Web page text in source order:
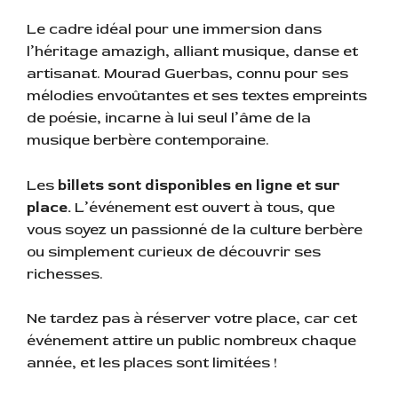
Le cadre idéal pour une immersion dans
l’héritage amazigh, alliant musique, danse et
artisanat. Mourad Guerbas, connu pour ses
mélodies envoûtantes et ses textes empreints
de poésie, incarne à lui seul l’âme de la
musique berbère contemporaine.
Les billets sont disponibles en ligne et sur
place. L’événement est ouvert à tous, que
vous soyez un passionné de la culture berbère
ou simplement curieux de découvrir ses
richesses.
Ne tardez pas à réserver votre place, car cet
événement attire un public nombreux chaque
année, et les places sont limitées !